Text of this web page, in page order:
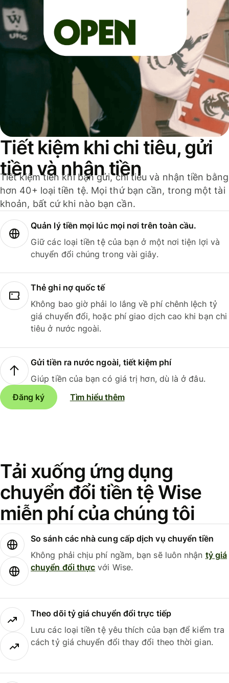
Tiết kiệm khi chi tiêu, gửi
tiền và nhận tiền
Tiết kiệm tiền khi bạn gửi, chi tiêu và nhận tiền bằng
hơn 40+ loại tiền tệ. Mọi thứ bạn cần, trong một tài
khoản, bất cứ khi nào bạn cần.
Quản lý tiền mọi lúc mọi nơi trên toàn cầu.
Giữ các loại tiền tệ của bạn ở một nơi tiện lợi và
chuyển đổi chúng trong vài giây.
Thẻ ghi nợ quốc tế
Không bao giờ phải lo lắng về phí chênh lệch tỷ
giá chuyển đổi, hoặc phí giao dịch cao khi bạn chi
tiêu ở nước ngoài.
Gửi tiền ra nước ngoài, tiết kiệm phí
Giúp tiền của bạn có giá trị hơn, dù là ở đâu.
Đăng ký
Tìm hiểu thêm
Tải xuống ứng dụng
chuyển đổi tiền tệ Wise
miễn phí của chúng tôi
So sánh các nhà cung cấp dịch vụ chuyển tiền
Không phải chịu phí ngầm, bạn sẽ luôn nhận tỷ giá
chuyển đổi thực với Wise.
Theo dõi tỷ giá chuyển đổi trực tiếp
Lưu các loại tiền tệ yêu thích của bạn để kiểm tra
cách tỷ giá chuyển đổi thay đổi theo thời gian.